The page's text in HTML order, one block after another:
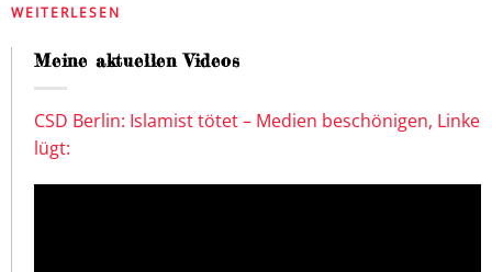
WEITERLESEN
Meine aktuellen Videos
CSD Berlin: Islamist tötet – Medien beschönigen, Linke
lügt: